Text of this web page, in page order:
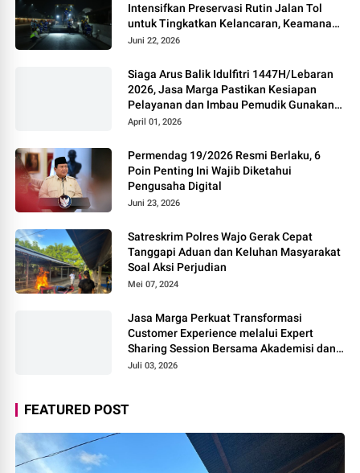
Intensifkan Preservasi Rutin Jalan Tol
untuk Tingkatkan Kelancaran, Keamanan
dan Kenyamanan Perjalanan
Juni 22, 2026
Siaga Arus Balik Idulfitri 1447H/Lebaran
2026, Jasa Marga Pastikan Kesiapan
Pelayanan dan Imbau Pemudik Gunakan
Rest Area Alternatif
April 01, 2026
Permendag 19/2026 Resmi Berlaku, 6
Poin Penting Ini Wajib Diketahui
Pengusaha Digital
Juni 23, 2026
Satreskrim Polres Wajo Gerak Cepat
Tanggapi Aduan dan Keluhan Masyarakat
Soal Aksi Perjudian
Mei 07, 2024
Jasa Marga Perkuat Transformasi
Customer Experience melalui Expert
Sharing Session Bersama Akademisi dan
Praktisi
Juli 03, 2026
FEATURED POST